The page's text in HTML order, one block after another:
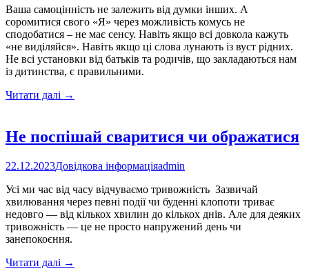
рік
Ваша самоцінність не залежить від думки інших. А
соромитися свого «Я» через можливість комусь не
сподобатися – не має сенсу. Навіть якщо всі довкола кажуть
«не виділяйся». Навіть якщо ці слова лунають із вуст рідних.
Не всі установки від батьків та родичів, що закладаються нам
із дитинства, є правильними.
Читати далі Хибні
ми
чули
дитинства
→
Не поспішай сваритися чи ображатися
22.12.2023Довідкова інформаціяadmin
Усі ми час від часу відчуваємо тривожність Зазвичай
хвилювання через певні події чи буденні клопоти триває
недовго — від кількох хвилин до кількох днів. Але для деяких
тривожність — це не просто напружений день чи
занепокоєння.
Читати далі Не
→